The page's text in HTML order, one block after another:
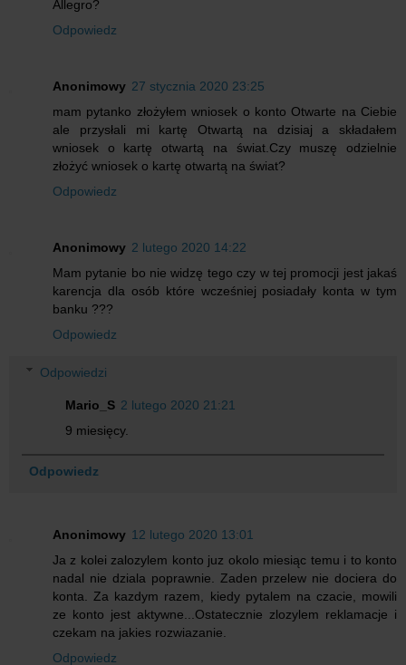
Allegro?
Odpowiedz
Anonimowy 27 stycznia 2020 23:25
mam pytanko złożyłem wniosek o konto Otwarte na Ciebie
ale przysłali mi kartę Otwartą na dzisiaj a składałem
wniosek o kartę otwartą na świat.Czy muszę odzielnie
złożyć wniosek o kartę otwartą na świat?
Odpowiedz
Anonimowy 2 lutego 2020 14:22
Mam pytanie bo nie widzę tego czy w tej promocji jest jakaś
karencja dla osób które wcześniej posiadały konta w tym
banku ???
Odpowiedz
Odpowiedzi
Mario_S 2 lutego 2020 21:21
9 miesięcy.
Odpowiedz
Anonimowy 12 lutego 2020 13:01
Ja z kolei zalozylem konto juz okolo miesiąc temu i to konto
nadal nie dziala poprawnie. Zaden przelew nie dociera do
konta. Za kazdym razem, kiedy pytalem na czacie, mowili
ze konto jest aktywne...Ostatecznie zlozylem reklamacje i
czekam na jakies rozwiazanie.
Odpowiedz